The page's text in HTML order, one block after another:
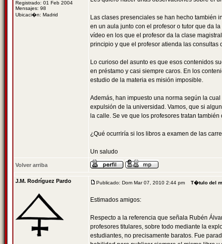
Registrado: 01 Feb 2004
Mensajes: 98
Ubicaci�n: Madrid
Las clases presenciales se han hecho también
en un aula junto con el profesor o tutor que da
vídeo en los que el profesor da la clase
principio y que el profesor atienda las consultas
Lo curioso del asunto es que esos contenidos
en préstamo y casi siempre caros. En los
estudio de la materia es misión imposible.
Además, han impuesto una norma según la
expulsión de la universidad. Vamos, que si
la calle. Se ve que los profesores tratan
¿Qué ocurriría si los libros a examen de las
Un saludo
Volver arriba
J.M. Rodríguez Pardo Publicado: Dom Mar 07, 2010 2:44 pm T�tulo del
Estimados amigos:
Respecto a la referencia que señala Rubén
profesores titulares, sobre todo mediante la
estudiantes, no precisamente baratos. Fue